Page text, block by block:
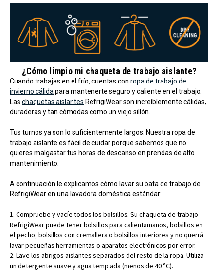
¿Cómo limpio mi chaqueta de trabajo aislante?
Cuando trabajas en el frío, cuentas con ropa de trabajo de
invierno cálidapara mantenerte seguro y caliente en el trabajo.
Las chaquetas aislantes RefrigiWear son increíblemente cálidas,
duraderas y tan cómodas como un viejo sillón.
Tus turnos ya son lo suficientemente largos. Nuestra ropa de
trabajo aislante es fácil de cuidar porque sabemos que no
quieres malgastar tus horas de descanso en prendas de alto
mantenimiento.
A continuación le explicamos cómo lavar su bata de trabajo de
RefrigiWear en una lavadora doméstica estándar:
Compruebe y vacíe todos los bolsillos. Su chaqueta de trabajo
RefrigiWear puede tener bolsillos para calientamanos, bolsillos en
el pecho, bolsillos con cremallera o bolsillos interiores y no querrá
lavar pequeñas herramientas o aparatos electrónicos por error.
Lave los abrigos aislantes separados del resto de la ropa. Utiliza
un detergente suave y agua templada (menos de 40 °C).